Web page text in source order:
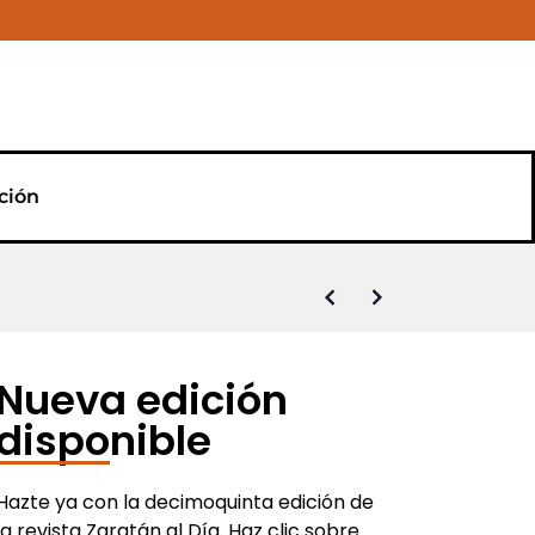
la salida de Víctor Alonso
de Comida a Domicilio
y musical de primer nivel
nivel
de Natación
edición
ya con la decimoquinta edición de